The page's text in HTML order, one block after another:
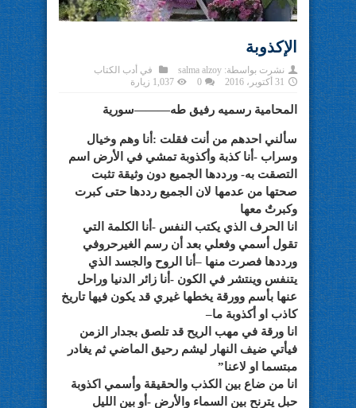
الإكذوبة
نشرت بواسطة: salma alzoy في أدب الكتاب
31 أكتوبر، 2016
0 1,037 زيارة
المحامية رسميه رفيق طه———سورية
سألني احدهم من أنت فقلت :أنا وهم وخيال
وسراب -أنا كذبة وأكذوبة تمشي في الأرض اسم
التصقت به- ورددها الجميع دون وثيقة تثبت
صحتها من عدمها لان الجميع رددها حتى كبرت
وكبرتٌ معها
انا الحرف الذي يكتب النفس -أنا الكلمة التي
تقول أسمي وفعلي بعد أن رسم الغيرحروفي
ورددها فصرت منها –أنا الروح والجسد الذي
يتنفس وينتشر في الكون -أنا زائر الدنيا وراحل
عنها بأسم وورقة يخطها غيري قد يكون فيها تاريخ
كاذب او أكذوبة ما–
انا ورقة في مهب الريح قد تلصق بجدار الزمن
فيأتي ضيف النهار ليشم رحيق الماضي ثم يغادر
مبتسما او لاعنا”
انا من ضاع بين الكذب والحقيقة وأسمي اكذوبة
حبل يترنح بين السماء والأرض -أو بين الليل